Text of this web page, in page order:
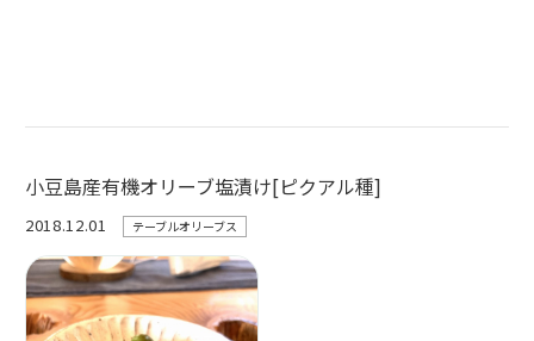
小豆島産有機オリーブ塩漬け[ピクアル種]
2018.12.01 テーブルオリーブス